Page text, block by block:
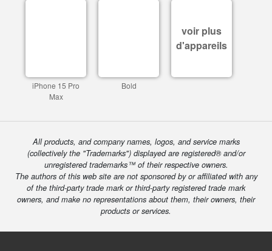
iPhone 15 Pro
Max
Bold
voir plus
d'appareils
All products, and company names, logos, and service marks
(collectively the "Trademarks") displayed are registered® and/or
unregistered trademarks™ of their respective owners.
The authors of this web site are not sponsored by or affiliated with any
of the third-party trade mark or third-party registered trade mark
owners, and make no representations about them, their owners, their
products or services.